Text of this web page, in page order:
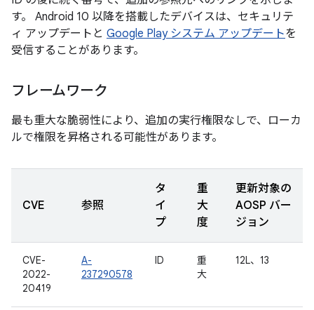
す。 Android 10 以降を搭載したデバイスは、セキュリテ
ィ アップデートと Google Play システム アップデートを
受信することがあります。
フレームワーク
最も重大な脆弱性により、追加の実行権限なしで、ローカ
ルで権限を昇格される可能性があります。
CVE 参照
タ
イ
プ
重
大
度
更新対象の
AOSP バー
ジョン
CVE-
2022-
20419
A-
237290578
ID
重
大
12L、13